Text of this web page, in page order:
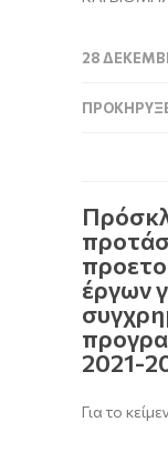
28
έργων
2021-
Για το